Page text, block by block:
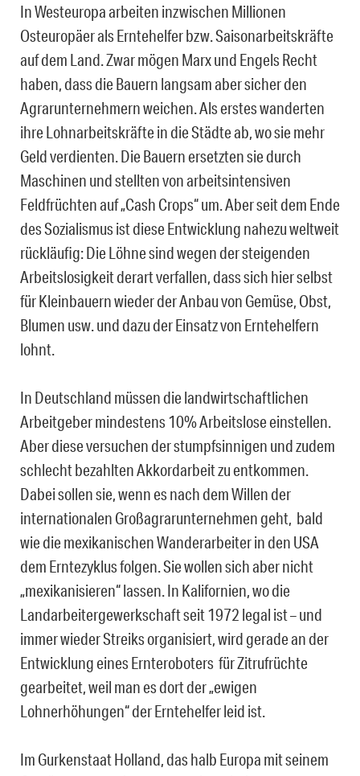
In Westeuropa arbeiten inzwischen Millionen
Osteuropäer als Erntehelfer bzw. Saisonarbeitskräfte
auf dem Land. Zwar mögen Marx und Engels Recht
haben, dass die Bauern langsam aber sicher den
Agrarunternehmern weichen. Als erstes wanderten
ihre Lohnarbeitskräfte in die Städte ab, wo sie mehr
Geld verdienten. Die Bauern ersetzten sie durch
Maschinen und stellten von arbeitsintensiven
Feldfrüchten auf „Cash Crops“ um. Aber seit dem Ende
des Sozialismus ist diese Entwicklung nahezu weltweit
rückläufig: Die Löhne sind wegen der steigenden
Arbeitslosigkeit derart verfallen, dass sich hier selbst
für Kleinbauern wieder der Anbau von Gemüse, Obst,
Blumen usw. und dazu der Einsatz von Erntehelfern
lohnt.
In Deutschland müssen die landwirtschaftlichen
Arbeitgeber mindestens 10% Arbeitslose einstellen.
Aber diese versuchen der stumpfsinnigen und zudem
schlecht bezahlten Akkordarbeit zu entkommen.
Dabei sollen sie, wenn es nach dem Willen der
internationalen Großagrarunternehmen geht, bald
wie die mexikanischen Wanderarbeiter in den USA
dem Erntezyklus folgen. Sie wollen sich aber nicht
„mexikanisieren“ lassen. In Kalifornien, wo die
Landarbeitergewerkschaft seit 1972 legal ist – und
immer wieder Streiks organisiert, wird gerade an der
Entwicklung eines Ernteroboters für Zitrufrüchte
gearbeitet, weil man es dort der „ewigen
Lohnerhöhungen“ der Erntehelfer leid ist.
Im Gurkenstaat Holland, das halb Europa mit seinem